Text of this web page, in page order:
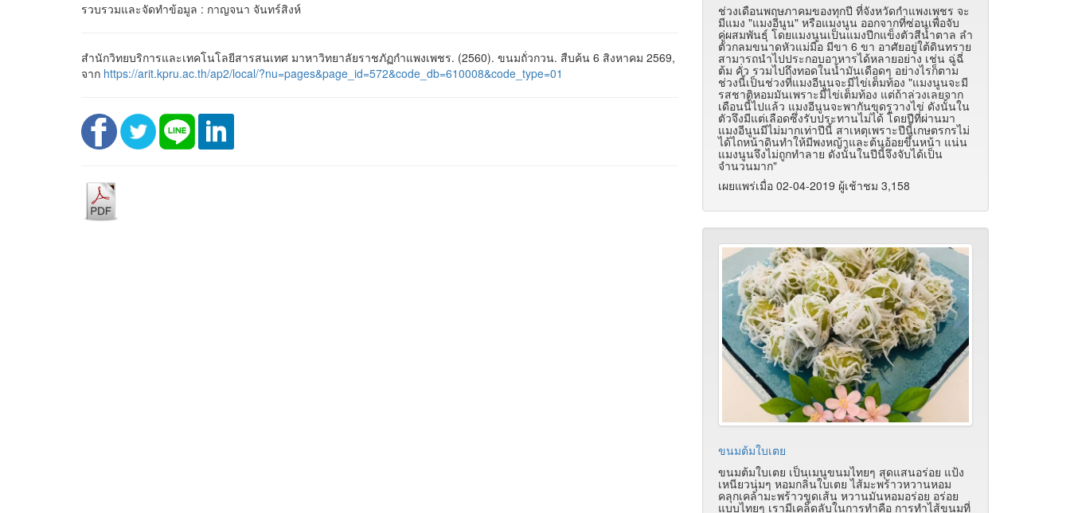
รวบรวมและจัดทำข้อมูล : กาญจนา จันทร์สิงห์
สำนักวิทยบริการและเทคโนโลยีสารสนเทศ มาหาวิทยาลัยราชภัฏกำแพงเพชร. (2560). ขนมถั่วกวน. สืบค้น 6 สิงหาคม 2569,
จาก https://arit.kpru.ac.th/ap2/local/?nu=pages&page_id=572&code_db=610008&code_type=01
ช่วงเดือนพฤษภาคมของทุกปี ที่จังหวัดกำแพงเพชร จะ
มีแมง "แมงอีนูน" หรือแมงนูน ออกจากที่ซ่อนเพื่อจับ
คู่ผสมพันธุ์ โดยแมงนูนเป็นแมงปีกแข็งตัวสีน้ำตาล ลำ
ตัวกลมขนาดหัวแม่มือ มีขา 6 ขา อาศัยอยู่ใต้ดินทราย
สามารถนำไปประกอบอาหารได้หลายอย่าง เช่น ฉู่ฉี่
ต้ม คั่ว รวมไปถึงทอดในน้ำมันเดือดๆ อย่างไรก็ตาม
ช่วงนี้เป็นช่วงที่แมงอีนูนจะมีไข่เต็มท้อง "แมงนูนจะมี
รสชาติหอมมันเพราะมีไข่เต็มท้อง แต่ถ้าล่วงเลยจาก
เดือนนี้ไปแล้ว แมงอีนูนจะพากันขุดรูวางไข่ ดังนั้นใน
ตัวจึงมีแต่เลือดซึ่งรับประทานไม่ได้ โดยปีที่ผ่านมา
แมงอีนูนมีไม่มากเท่าปีนี้ สาเหตุเพราะปีนี้เกษตรกรไม่
ได้ไถหน้าดินทำให้มีพงหญ้าและต้นอ้อยขึ้นหน้า แน่น
แมงนูนจึงไม่ถูกทำลาย ดังนั้นในปีนี้จึงจับได้เป็น
จำนวนมาก"
เผยแพร่เมื่อ 02-04-2019 ผู้เช้าชม 3,158
ขนมต้มใบเตย
ขนมต้มใบเตย เป็นเมนูขนมไทยๆ สุดแสนอร่อย แป้ง
เหนียวนุ่มๆ หอมกลิ่นใบเตย ไส้มะพร้าวหวานหอม
คลุกเคล้ามะพร้าวขูดเส้น หวานมันหอมอร่อย อร่อย
แบบไทยๆ เรามีเคล็ดลับในการทำคือ การทำไส้ขนมที่